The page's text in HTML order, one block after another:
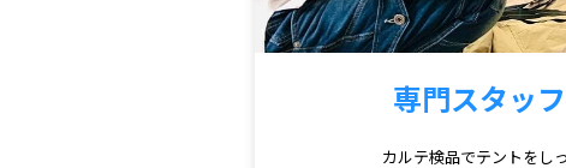
専門スタッフ
カルテ検品でテントをし